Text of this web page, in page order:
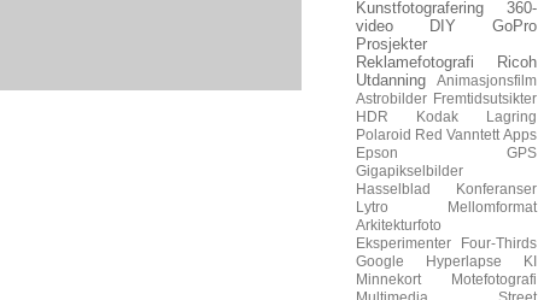
Kunstfotografering
360-
video
DIY
GoPro
Prosjekter
Reklamefotografi
Ricoh
Utdanning
Animasjonsfilm
Astrobilder Fremtidsutsikter
HDR
Kodak
Lagring
Polaroid Red Vanntett Apps
Epson
GPS
Gigapikselbilder
Hasselblad
Konferanser
Lytro
Mellomformat
Arkitekturfoto
Eksperimenter
Four-Thirds
Google
Hyperlapse
KI
Minnekort
Motefotografi
Multimedia
Street